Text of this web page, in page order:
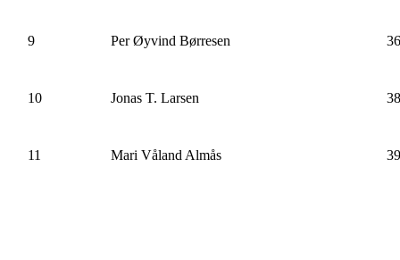
9 Per Øyvind Børresen
10 Jonas T. Larsen
11 Mari Våland Almås